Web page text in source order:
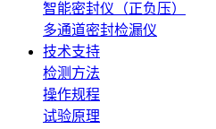
智能密封仪（正负压）
多通道密封检漏仪
技术支持
检测方法
操作规程
试验原理